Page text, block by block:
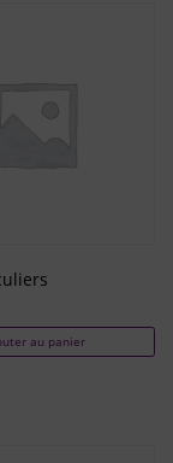
au panier